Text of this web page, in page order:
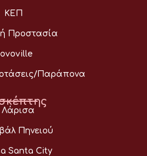
ΚΕΠ
Προστασία
Παράπονα
Λάρισα
Πηνειού
Santa City